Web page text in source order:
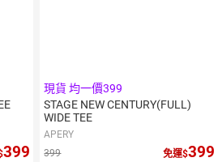
399
現貨 均一價399
STAGE NEW CENTURY(FULL)
WIDE TEE
APERY
399
免運 399